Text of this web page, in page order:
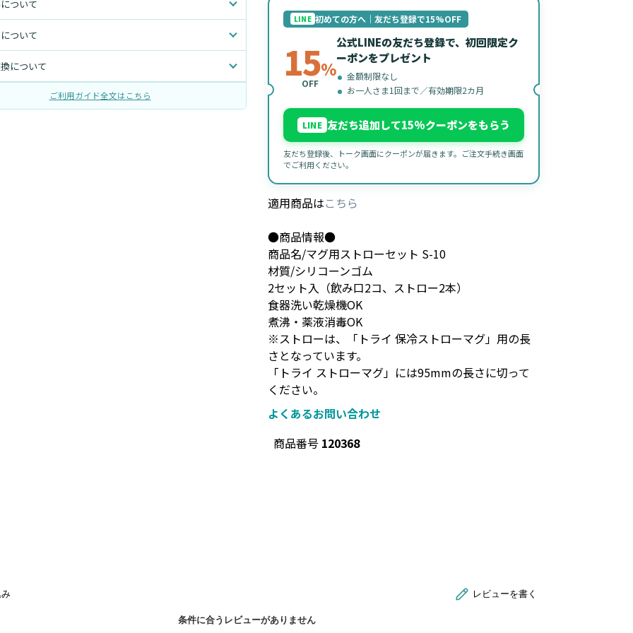
ついて
ついて
について
ご利用ガイド全文はこちら
LINE 初めての方へ｜友だち登録で15%OFF
15%
OFF
公式LINEの友だち登録で、初回限定ク
ーポンをプレゼント
金額制限なし
お一人さま1回まで／有効期限2カ月
LINE 友だち追加して15%クーポンをもらう
友だち登録後、トーク画面にクーポンが届きます。ご注文手続き画面
でご利用ください。
適用商品はこちら
●商品情報●
商品名/マグ用ストローセット S-10
材質/シリコーンゴム
2セット入（飲み口2コ、ストロー2本）
食器洗い乾燥機OK
煮沸・薬液消毒OK
※ストローは、「トライ 保冷ストローマグ」用の長
さとなっています。
「トライ ストローマグ」には95mmの長さに切って
ください。
よくあるお問い合わせ
商品番号 120368